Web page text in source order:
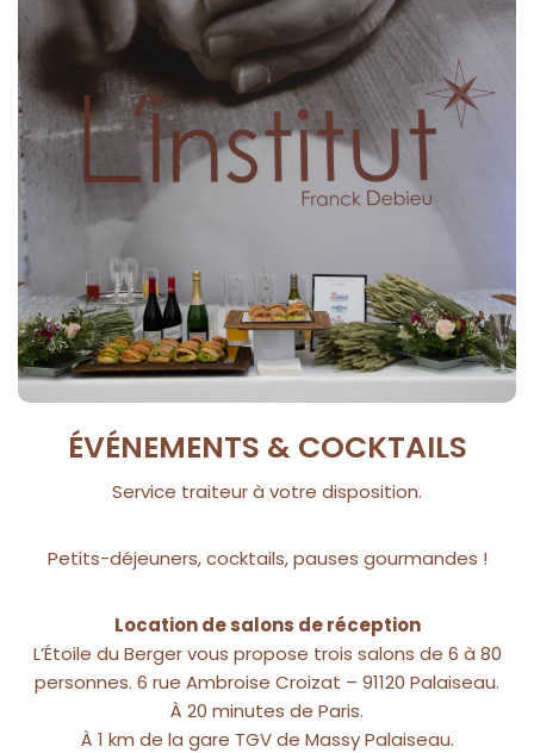
ÉVÉNEMENTS & COCKTAILS
Service traiteur à votre disposition.
Petits-déjeuners, cocktails, pauses gourmandes !
Location de salons de réception
L’Étoile du Berger vous propose trois salons de 6 à 80
personnes. 6 rue Ambroise Croizat – 91120 Palaiseau.
À 20 minutes de Paris.
À 1 km de la gare TGV de Massy Palaiseau.